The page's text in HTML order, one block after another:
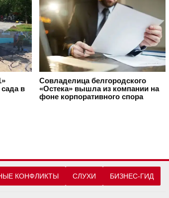
в
Совладелица белгородского
«Остека» вышла из компании на
фоне корпоративного спора
КОНФЛИКТЫ СЛУХИ БИЗНЕС-ГИД